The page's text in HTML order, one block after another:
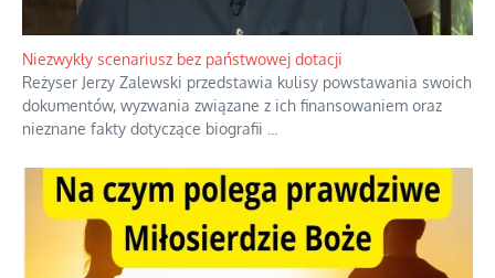
Niezwykły scenariusz bez państwowej dotacji
Reżyser Jerzy Zalewski przedstawia kulisy powstawania swoich
dokumentów, wyzwania związane z ich finansowaniem oraz
nieznane fakty dotyczące biografii